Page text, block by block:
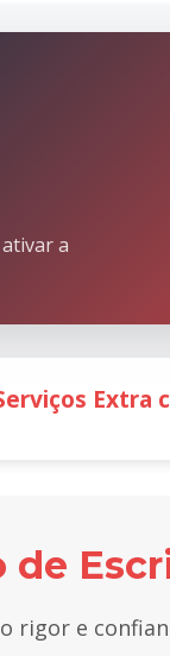
a
Extra
de
e